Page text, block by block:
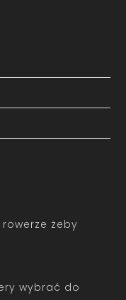
żeby
wybrać do